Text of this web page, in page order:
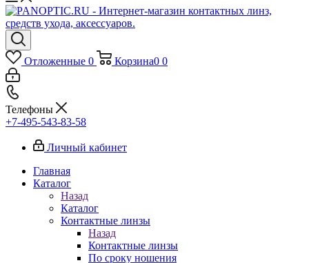
Отложенные 0 Корзина0 0
Телефоны
+7-495-543-83-58
Личный кабинет
Главная
Каталог
Назад
Каталог
Контактные линзы
Назад
Контактные линзы
По сроку ношения